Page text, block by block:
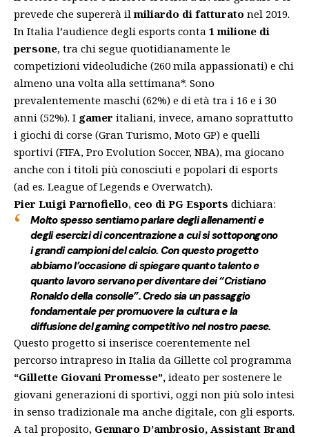
prevede che supererà ilmiliardo di fatturato nel 2019.
In Italia l’audience degli esports conta 1 milione di
persone, tra chi segue quotidianamente le
competizioni videoludiche (260 mila appassionati) e chi
almeno una volta alla settimana*. Sono
prevalentemente maschi (62%) e di età tra i 16 e i 30
anni (52%). I gamer italiani, invece, amano soprattutto
i giochi di corse (Gran Turismo, Moto GP) e quelli
sportivi (FIFA, Pro Evolution Soccer, NBA), ma giocano
anche con i titoli più conosciuti e popolari di esports
(ad es. League of Legends e Overwatch).
Pier Luigi Parnofiello, ceo di PG Esports dichiara:
Molto spesso sentiamo parlare degli allenamenti e
degli esercizi di concentrazione a cui si sottopongono
i grandi campioni del calcio. Con questo progetto
abbiamo l’occasione di spiegare quanto talento e
quanto lavoro servano per diventare dei “Cristiano
Ronaldo della consolle”. Credo sia un passaggio
fondamentale per promuovere la cultura e la
diffusione del gaming competitivo nel nostro paese.
Questo progetto si inserisce coerentemente nel
percorso intrapreso in Italia da Gillette col programma
“Gillette Giovani Promesse”, ideato per sostenere le
giovani generazioni di sportivi, oggi non più solo intesi
in senso tradizionale ma anche digitale, con gli esports.
A tal proposito, Gennaro D’ambrosio, Assistant Brand